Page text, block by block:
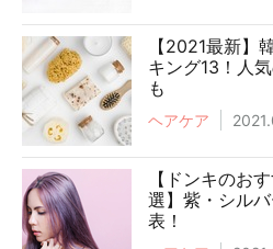
【2021最新】
キング13！人
も
ヘアケア
【ドンキのお
選】紫・シル
表！